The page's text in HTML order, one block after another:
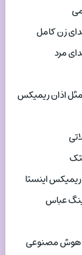
زن کامل
مرد
اذان ریمیکس
اینستا
عباس
هوش مصنوعی